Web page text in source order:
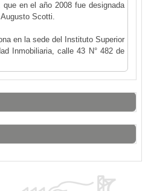
en el año 2008 fue designada
Scotti.
en la sede del Instituto Superior
Inmobiliaria, calle 43 N° 482 de